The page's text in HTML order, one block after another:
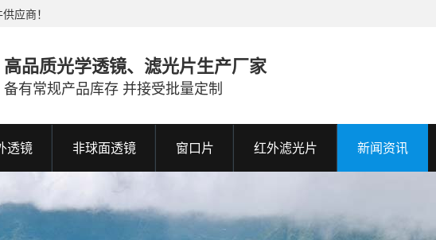
应商！
高品质光学透镜、滤光片生产厂家
备有常规产品库存 并接受批量定制
透镜 非球面透镜 窗口片 红外滤光片 新闻资讯